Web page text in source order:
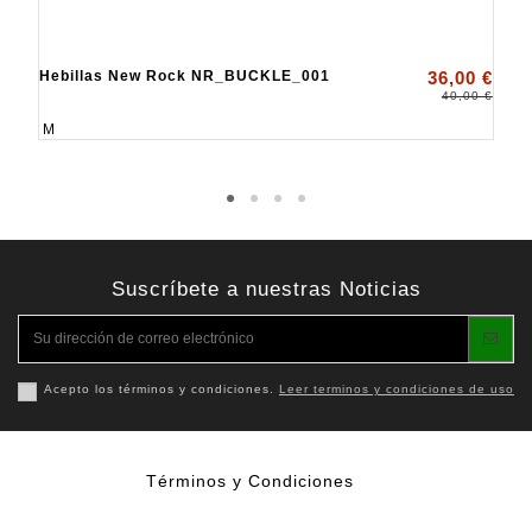
Hebillas New Rock NR_BUCKLE_001 36,00 €
40,00 €
M
Suscríbete a nuestras Noticias
Acepto los términos y condiciones. Leer terminos y condiciones de uso
Términos y Condiciones